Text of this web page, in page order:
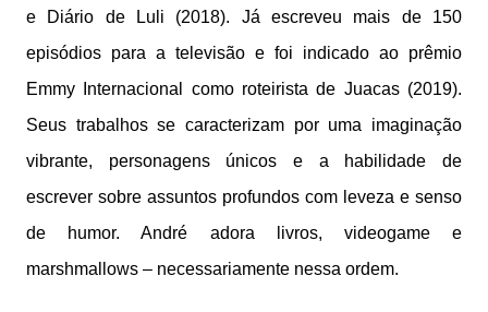
e Diário de Luli (2018). Já escreveu mais de 150
episódios para a televisão e foi indicado ao prêmio
Emmy Internacional como roteirista de Juacas (2019).
Seus trabalhos se caracterizam por uma imaginação
vibrante, personagens únicos e a habilidade de
escrever sobre assuntos profundos com leveza e senso
de humor. André adora livros, videogame e
marshmallows – necessariamente nessa ordem.